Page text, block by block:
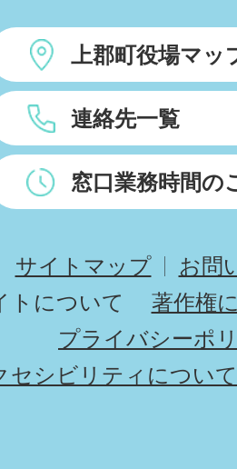
上郡町役場マッ
連絡先一覧
窓口業務時間の
サイトマップ
お問
トについて
著作権
プライバシーポ
セシビリティについて